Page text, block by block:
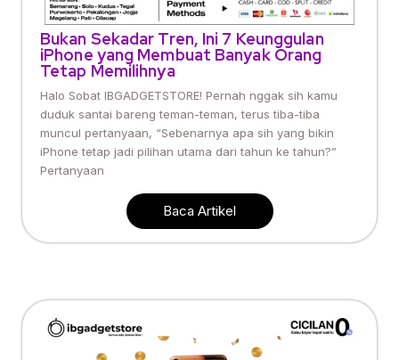
Bukan Sekadar Tren, Ini 7 Keunggulan
iPhone yang Membuat Banyak Orang
Tetap Memilihnya
Halo Sobat IBGADGETSTORE! Pernah nggak sih kamu
duduk santai bareng teman-teman, terus tiba-tiba
muncul pertanyaan, “Sebenarnya apa sih yang bikin
iPhone tetap jadi pilihan utama dari tahun ke tahun?”
Pertanyaan
Baca Artikel